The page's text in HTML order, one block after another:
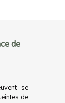
de
se
de